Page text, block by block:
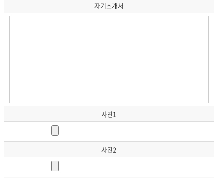
자기소개서
사진1
사진2